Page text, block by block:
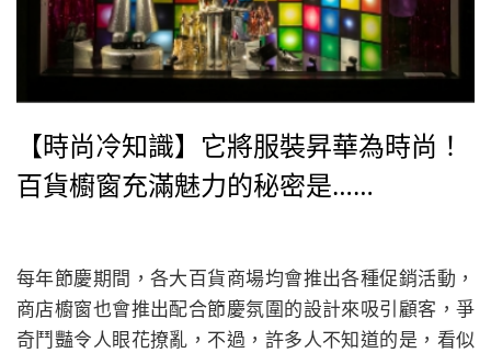
【時尚冷知識】它將服裝昇華為時尚！
百貨櫥窗充滿魅力的秘密是……
每年節慶期間，各大百貨商場均會推出各種促銷活動，
商店櫥窗也會推出配合節慶氛圍的設計來吸引顧客，爭
奇鬥豔令人眼花撩亂，不過，許多人不知道的是，看似